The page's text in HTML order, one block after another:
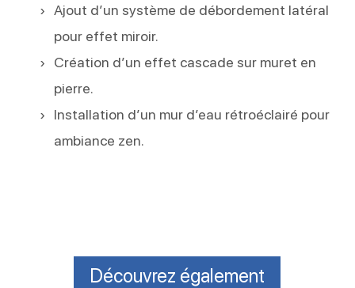
Ajout d’un système de débordement latéral
pour effet miroir.
Création d’un effet cascade sur muret en
pierre.
Installation d’un mur d’eau rétroéclairé pour
ambiance zen.
Découvrez également